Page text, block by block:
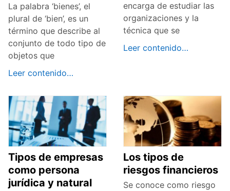
La palabra ‘bienes’, el
plural de ‘bien’, es un
término que describe al
conjunto de todo tipo de
objetos que
Leer contenido…
encarga de estudiar las
organizaciones y la
técnica que se
Leer contenido…
Tipos de empresas
como persona
jurídica y natural
Los tipos de
riesgos financieros
Se conoce como riesgo